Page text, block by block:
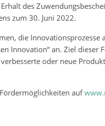
des
zum 30. Juni 2022.
die Innovationsprozesse
Innovation“ an. Ziel dieser
oder neue
auf